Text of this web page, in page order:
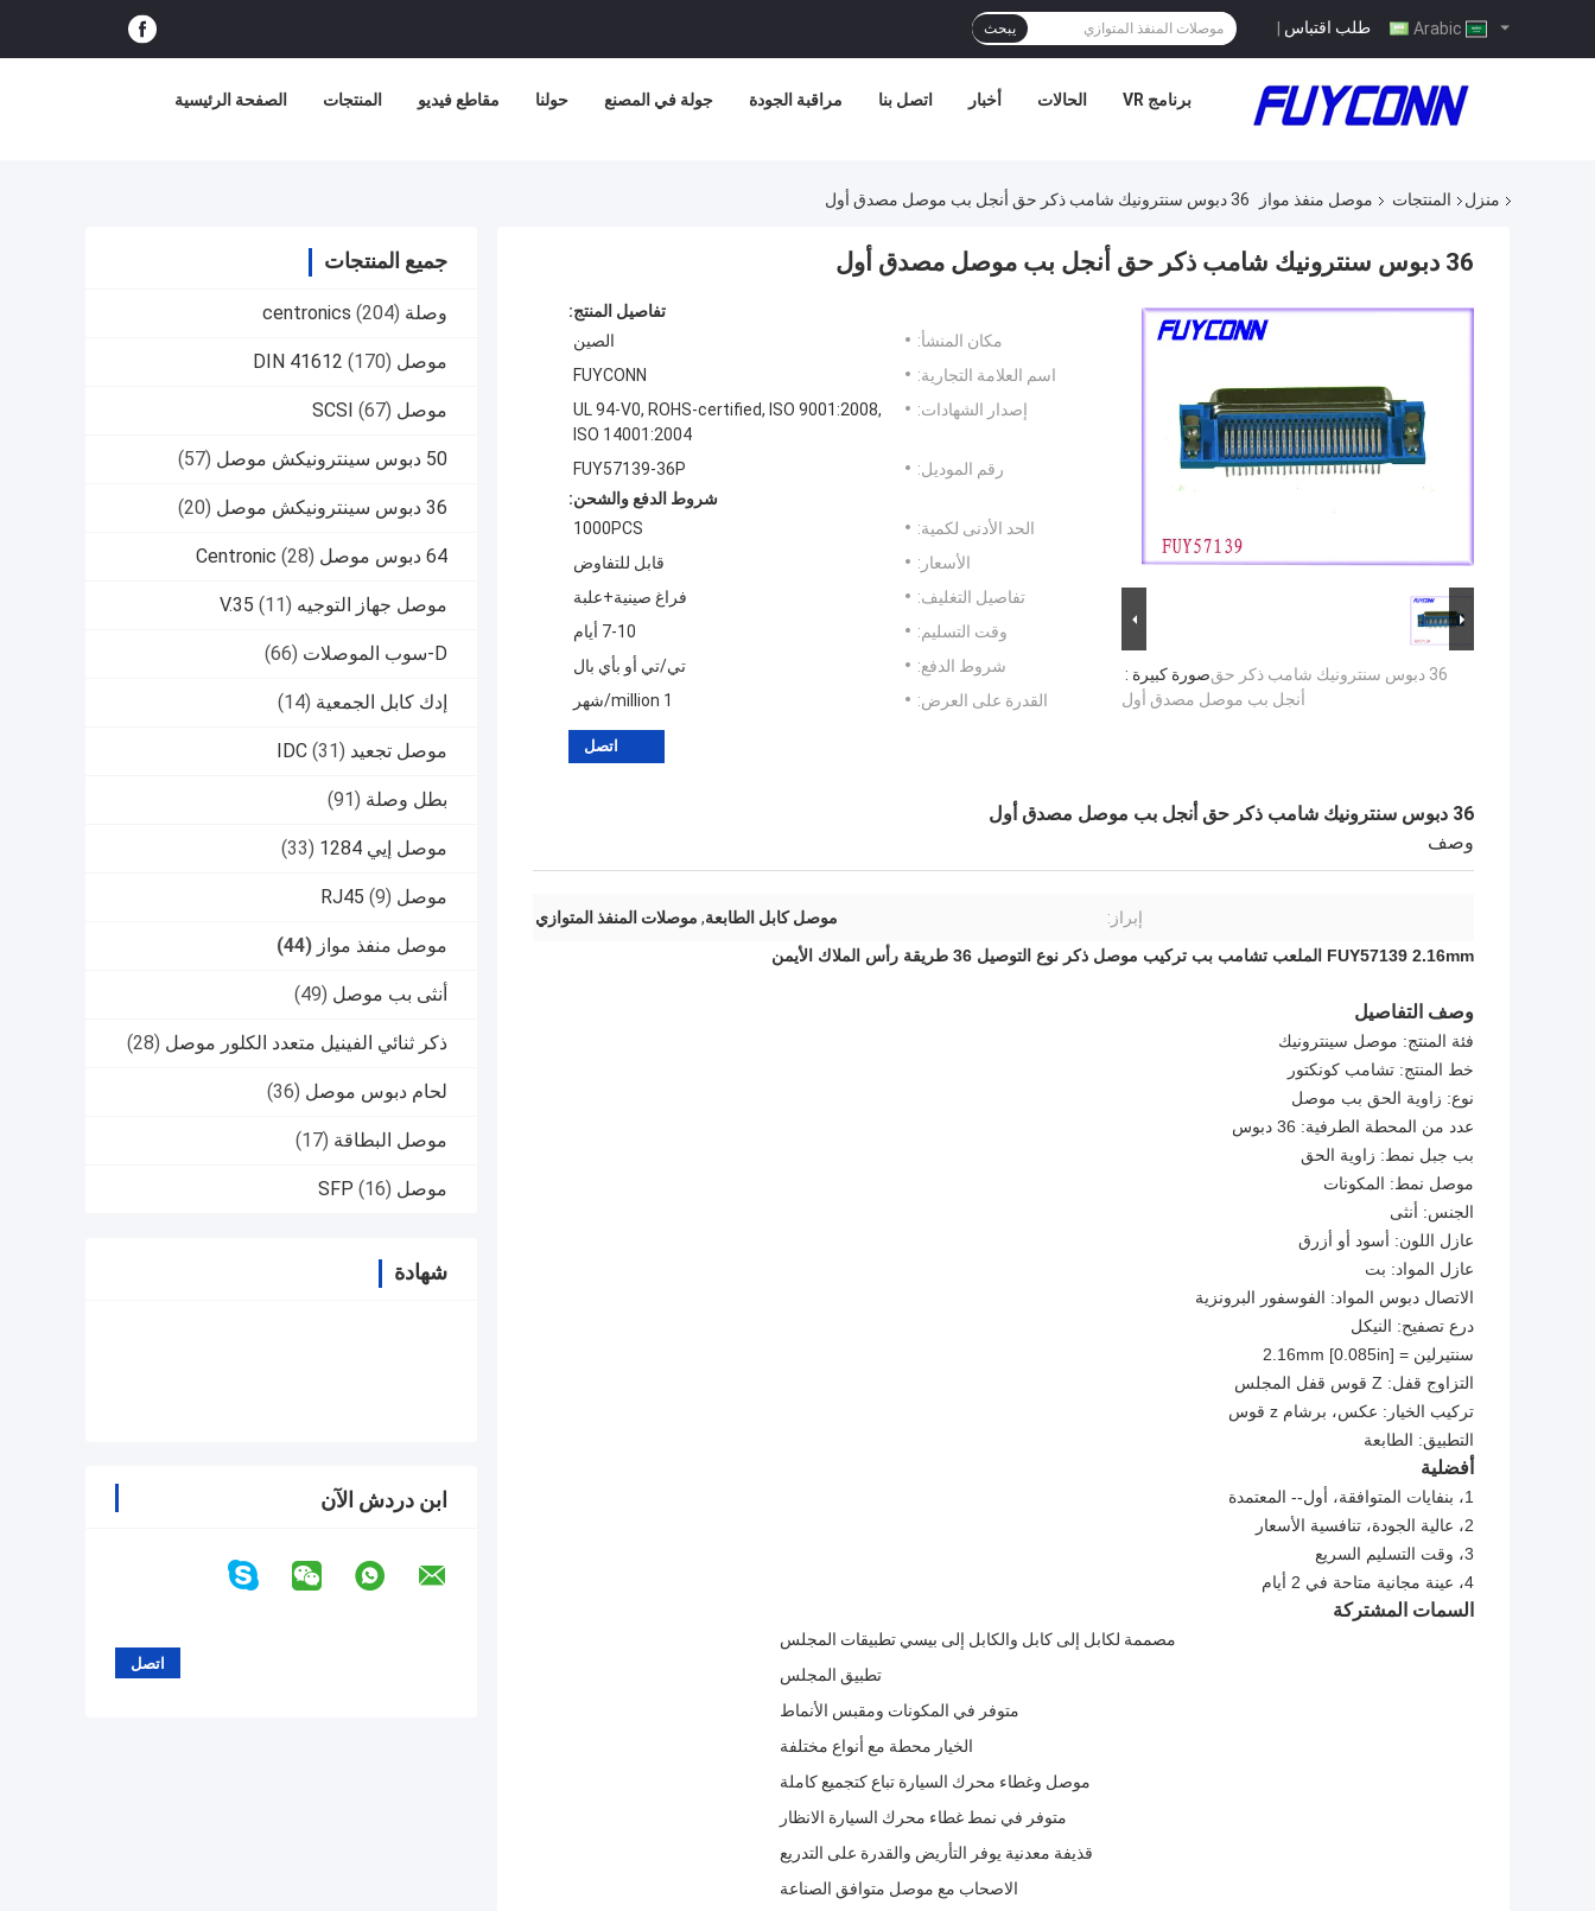
طلب اقتباس | يبحث
الصفحة الرئيسية المنتجات مقاطع فيديو حولنا جولة في المصنع مراقبة الجودة اتصل بنا أخبار الحالات برنامج VR
منزل المنتجات موصل منفذ مواز 36 دبوس سنترونيك شامب ذكر حق أنجل بب موصل مصدق أول
جميع المنتجات
وصلة centronics (204)
موصل DIN 41612 (170)
موصل SCSI (67)
50 دبوس سينترونيكش موصل (57)
36 دبوس سينترونيكش موصل (20)
64 دبوس موصل Centronic (28)
موصل جهاز التوجيه V.35 (11)
D-سوب الموصلات (66)
إدك كابل الجمعية (14)
موصل تجعيد IDC (31)
بطل وصلة (91)
موصل إيي 1284 (33)
موصل RJ45 (9)
موصل منفذ مواز (44)
أنثى بب موصل (49)
ذكر ثنائي الفينيل متعدد الكلور موصل (28)
لحام دبوس موصل (36)
موصل البطاقة (17)
موصل SFP (16)
شهادة
ابن دردش الآن
36 دبوس سنترونيك شامب ذكر حق أنجل بب موصل مصدق أول
صورة كبيرة :36 دبوس سنترونيك شامب ذكر حق
أنجل بب موصل مصدق أول
تفاصيل المنتج:
مكان المنشأ:
الصين
اسم العلامة التجارية:
FUYCONN
إصدار الشهادات:
UL 94-V0, ROHS-certified, ISO 9001:2008,
ISO 14001:2004
رقم الموديل:
FUY57139-36P
شروط الدفع والشحن:
الحد الأدنى لكمية:
1000PCS
الأسعار:
قابل للتفاوض
تفاصيل التغليف:
فراغ صينية+علبة
وقت التسليم:
7-10 أيام
شروط الدفع:
تي/تي أو بأي بال
القدرة على العرض:
1 million/شهر
اتصل
36 دبوس سنترونيك شامب ذكر حق أنجل بب موصل مصدق أول
وصف
إبراز: موصل كابل الطابعة, موصلات المنفذ المتوازي
FUY57139 2.16mm الملعب تشامب بب تركيب موصل ذكر نوع التوصيل 36 طريقة رأس الملاك الأيمن
وصف التفاصيل
فئة المنتج: موصل سينترونيك
خط المنتج: تشامب كونكتور
نوع: زاوية الحق بب موصل
عدد من المحطة الطرفية: 36 دبوس
بب جبل نمط: زاوية الحق
موصل نمط: المكونات
الجنس: أنثى
عازل اللون: أسود أو أزرق
عازل المواد: بت
الاتصال دبوس المواد: الفوسفور البرونزية
درع تصفيح: النيكل
سنتيرلين = 2.16mm [0.085in]
التزاوج قفل: Z قوس قفل المجلس
تركيب الخيار: عكس، برشام z قوس
التطبيق: الطابعة
أفضلية
1، بنفايات المتوافقة، أول-- المعتمدة
2، عالية الجودة، تنافسية الأسعار
3، وقت التسليم السريع
4، عينة مجانية متاحة في 2 أيام
السمات المشتركة
مصممة لكابل إلى كابل والكابل إلى بيسي تطبيقات المجلس
تطبيق المجلس
متوفر في المكونات ومقبس الأنماط
الخيار محطة مع أنواع مختلفة
موصل وغطاء محرك السيارة تباع كتجميع كاملة
متوفر في نمط غطاء محرك السيارة الانظار
قذيفة معدنية يوفر التأريض والقدرة على التدريع
الاصحاب مع موصل متوافق الصناعة